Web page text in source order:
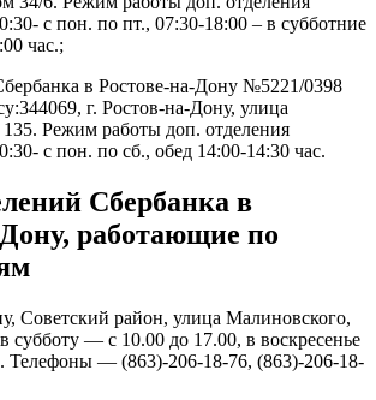
с пон. по пт., 07:30-18:00 – в субботние
час.;
в Ростове-на-Дону №5221/0398
г. Ростов-на-Дону, улица
135. Режим работы доп. отделения
с пон. по сб., обед 14:00-14:30 час.
Сбербанка в
работающие по
Советский район, улица Малиновского,
субботу — с 10.00 до 17.00, в воскресенье
Телефоны — (863)-206-18-76, (863)-206-18-